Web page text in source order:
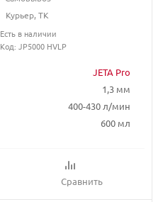
JETA Pro
1,3 мм
400-430 л/мин
600 мл
Сравнить
Курьер, ТК
Есть в наличии
Код: JP5000 HVLP